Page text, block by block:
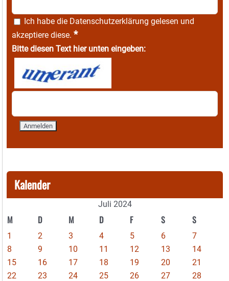
Ich habe die Datenschutzerklärung gelesen und
akzeptiere diese. *
Bitte diesen Text hier unten eingeben:
Kalender
Juli 2024
M D M D F S S
1 2 3 4 5 6
7
8
9 10 11 12 13
14
15
16 17 18 19 20
21
22
23 24 25 26 27
28